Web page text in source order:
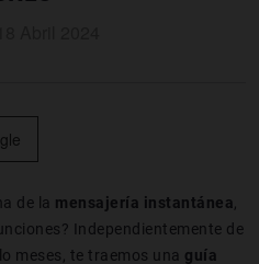
de la mensajería instantánea
Independientemente de
meses, te traemos una guía